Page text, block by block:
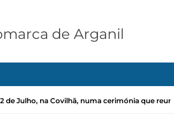
de Julho, na Covilhã, numa cerimónia que